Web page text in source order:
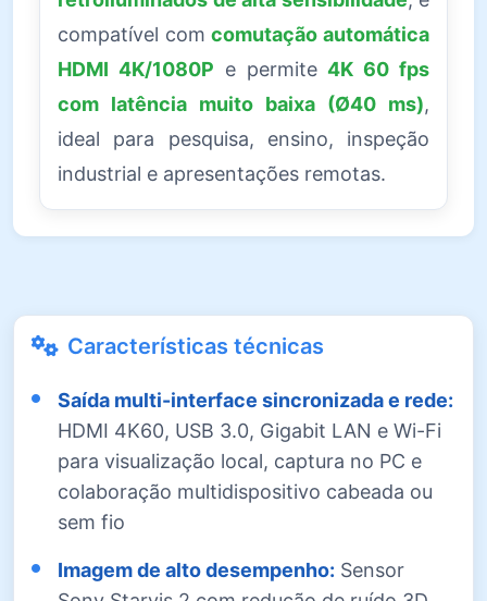
compatível comcomutação automática
HDMI 4K/1080P e permite4K 60 fps
com latência muito baixa (Ø40 ms),
ideal para pesquisa, ensino, inspeção
industrial e apresentações remotas.
Características técnicas
Saída multi-interface sincronizada e rede:
HDMI 4K60, USB 3.0, Gigabit LAN e Wi-Fi
para visualização local, captura no PC e
colaboração multidispositivo cabeada ou
sem fio
Imagem de alto desempenho: Sensor